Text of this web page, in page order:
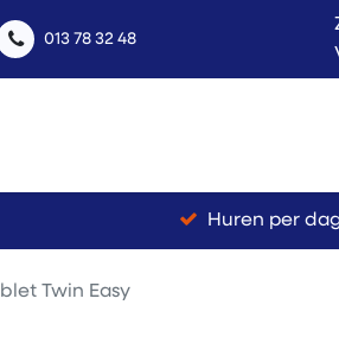
013 78 32 48
Huren per
Twin Easy